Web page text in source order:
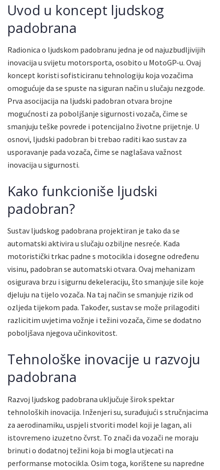
Uvod u koncept ljudskog
padobrana
Radionica o ljudskom padobranu jedna je od najuzbudljivijih
inovacija u svijetu motorsporta, osobito u MotoGP-u. Ovaj
koncept koristi sofisticiranu tehnologiju koja vozačima
omogućuje da se spuste na siguran način u slučaju nezgode.
Prva asocijacija na ljudski padobran otvara brojne
mogućnosti za poboljšanje sigurnosti vozača, čime se
smanjuju teške povrede i potencijalno životne prijetnje. U
osnovi, ljudski padobran bi trebao raditi kao sustav za
usporavanje pada vozača, čime se naglašava važnost
inovacija u sigurnosti.
Kako funkcioniše ljudski
padobran?
Sustav ljudskog padobrana projektiran je tako da se
automatski aktivira u slučaju ozbiljne nesreće. Kada
motoristički trkac padne s motocikla i dosegne određenu
visinu, padobran se automatski otvara. Ovaj mehanizam
osigurava brzu i sigurnu dekeleraciju, što smanjuje sile koje
djeluju na tijelo vozača. Na taj način se smanjuje rizik od
ozljeda tijekom pada. Također, sustav se može prilagoditi
razlicitim uvjetima vožnje i težini vozača, čime se dodatno
poboljšava njegova učinkovitost.
Tehnološke inovacije u razvoju
padobrana
Razvoj ljudskog padobrana uključuje širok spektar
tehnoloških inovacija. Inženjeri su, surađujući s stručnjacima
za aerodinamiku, uspjeli stvoriti model koji je lagan, ali
istovremeno izuzetno čvrst. To znači da vozači ne moraju
brinuti o dodatnoj težini koja bi mogla utjecati na
performanse motocikla. Osim toga, korištene su napredne